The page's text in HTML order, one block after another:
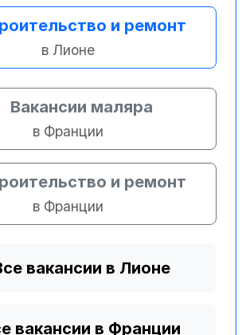
и ремонт
в Лионе
Вакансии маляра
в Франции
и ремонт
в Франции
вакансии в Лионе
вакансии в Франции